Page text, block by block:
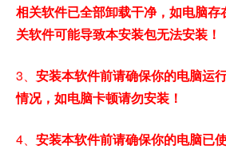
相关软件已全部卸载干净，如电脑
关软件可能导致本安装包无法安装！
3、 安装本软件前请确保你的电脑运
情况，如电脑卡顿请勿安装！
4、 安装本软件前请确保你的电脑已